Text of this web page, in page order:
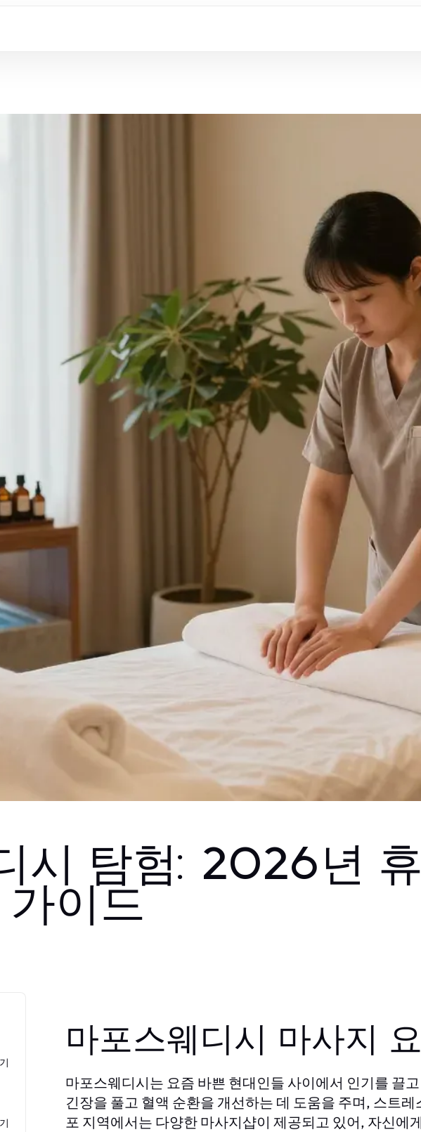
시 탐험: 2026년
이드
마포스웨디시 마사지
마포스웨디시는 요즘 바쁜 현대인들 사이에서 인기를 끌
긴장을 풀고 혈액 순환을 개선하는 데 도움을 주며, 스트
포 지역에서는 다양한 마사지샵이 제공되고 있어, 자신에